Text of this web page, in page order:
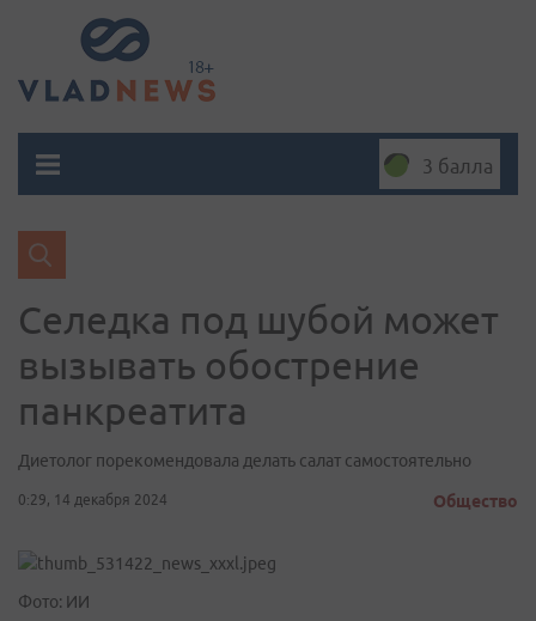
3 балла
Селедка под шубой может
вызывать обострение
панкреатита
Диетолог порекомендовала делать салат самостоятельно
0:29, 14 декабря 2024 Общество
Фото: ИИ